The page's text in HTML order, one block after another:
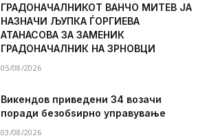
ГРАДОНАЧАЛНИКОТ ВАНЧО МИТЕВ ЈА
НАЗНАЧИ ЉУПКА ЃОРГИЕВА
АТАНАСОВА ЗА ЗАМЕНИК
ГРАДОНАЧАЛНИК НА ЗРНОВЦИ
05/08/2026
Викендов приведени 34 возачи
поради безобѕирно управување
03/08/2026